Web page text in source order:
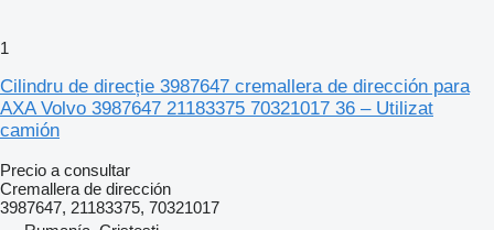
1
Cilindru de direcție 3987647 cremallera de dirección para
AXA Volvo 3987647 21183375 70321017 36 – Utilizat
camión
Precio a consultar
Cremallera de dirección
3987647, 21183375, 70321017